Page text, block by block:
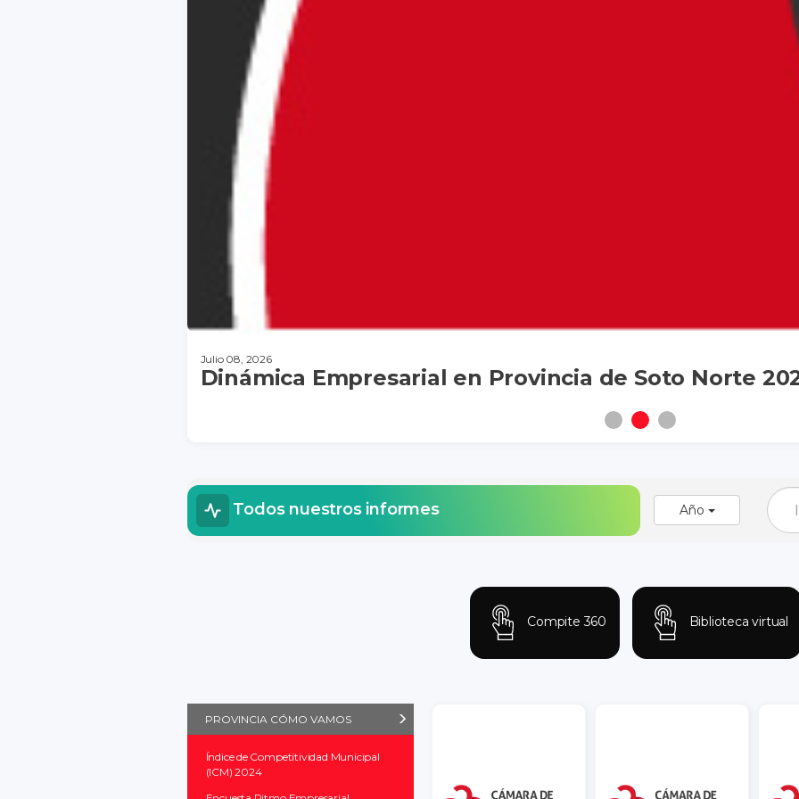
Julio 08, 2026
Dinámica Empresarial en Provincia de Soto Norte
Todos nuestros informes Año
Compite 360 Biblioteca virtual
PROVINCIA CÓMO VAMOS
Índice de Competitividad Municipal
(ICM) 2024